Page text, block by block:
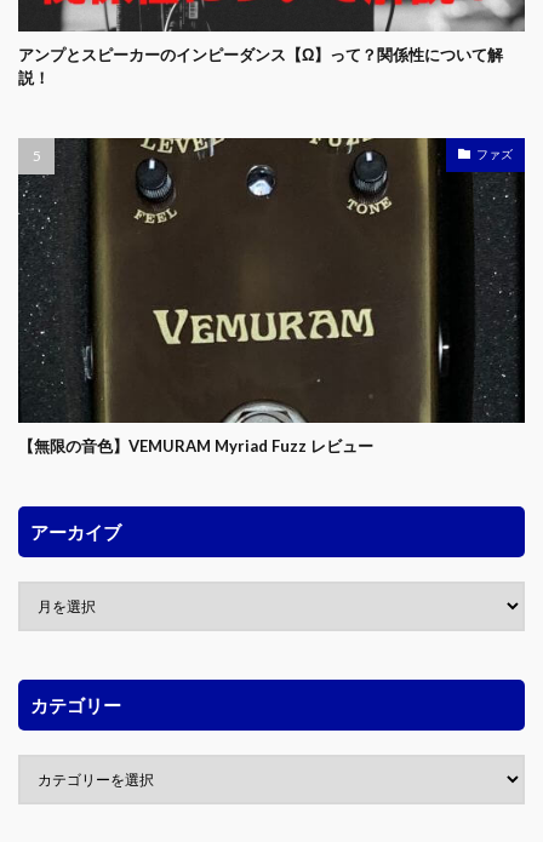
アンプとスピーカーのインピーダンス【Ω】って？関係性について解
説！
ファズ
【無限の音色】VEMURAM Myriad Fuzz レビュー
アーカイブ
カテゴリー